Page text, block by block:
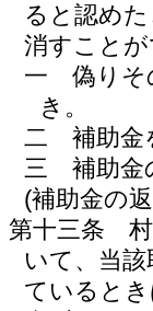
ると認め
消すこと
一
偽りそ
き。
二
補助金
三
補助金
(補助金の
第十三条
いて、当
ていると